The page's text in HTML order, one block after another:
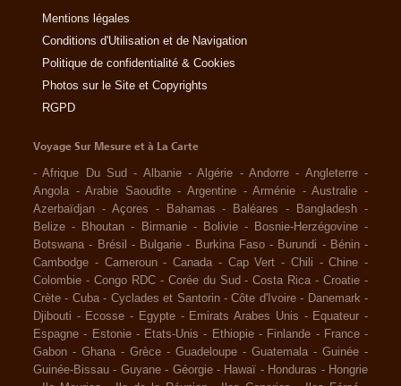
Mentions légales
Conditions d'Utilisation et de Navigation
Politique de confidentialité & Cookies
Photos sur le Site et Copyrights
RGPD
Voyage Sur Mesure et à La Carte
-Afrique Du Sud - Albanie -Algérie -Andorre - Angleterre -
Angola -Arabie Saoudite -Argentine -Arménie -Australie -
Azerbaïdjan - Açores - Bahamas - Baléares - Bangladesh -
Belize - Bhoutan - Birmanie - Bolivie - Bosnie-Herzégovine -
Botswana - Brésil - Bulgarie - Burkina Faso - Burundi - Bénin -
Cambodge - Cameroun - Canada - Cap Vert - Chili -Chine -
Colombie - Congo RDC - Corée du Sud -Costa Rica -Croatie -
Crète - Cuba - Cyclades et Santorin -Côte d'Ivoire - Danemark -
Djibouti - Ecosse - Egypte - Emirats Arabes Unis - Equateur -
Espagne - Estonie - Etats-Unis - Ethiopie - Finlande - France -
Gabon - Ghana - Grèce - Guadeloupe - Guatemala - Guinée -
Guinée-Bissau - Guyane - Géorgie - Hawaï - Honduras - Hongrie